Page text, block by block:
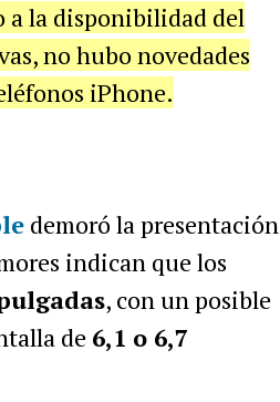
a la disponibilidad del
no hubo novedades
iPhone.
demoró la presentación
indican que los
, con un posible
de 6,1 o 6,7